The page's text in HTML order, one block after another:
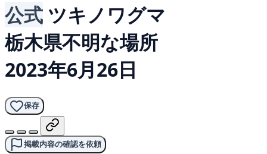
公式 ツキノワグマ
栃木県不明な場所
2023年6月26日
保存
掲載内容の確認を依頼